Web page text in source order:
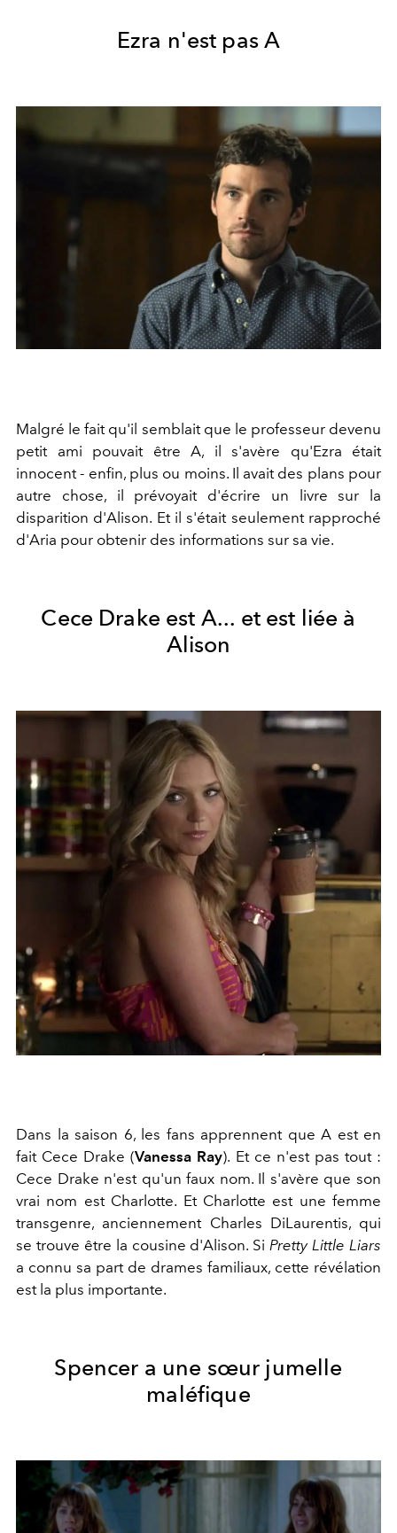
Ezra n'est pas A
Malgré le fait qu'il semblait que le professeur devenu
petit ami pouvait être A, il s'avère qu'Ezra était
innocent - enfin, plus ou moins. Il avait des plans pour
autre chose, il prévoyait d'écrire un livre sur la
disparition d'Alison. Et il s'était seulement rapproché
d'Aria pour obtenir des informations sur sa vie.
Cece Drake est A... et est liée à
Alison
Dans la saison 6, les fans apprennent que A est en
fait Cece Drake (Vanessa Ray). Et ce n'est pas tout :
Cece Drake n'est qu'un faux nom. Il s'avère que son
vrai nom est Charlotte. Et Charlotte est une femme
transgenre, anciennement Charles DiLaurentis, qui
se trouve être la cousine d'Alison. Si Pretty Little Liars
a connu sa part de drames familiaux, cette révélation
est la plus importante.
Spencer a une sœur jumelle
maléfique